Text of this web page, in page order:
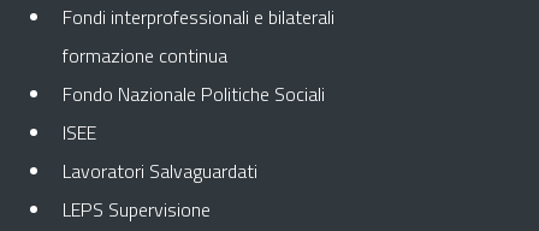
Fondi interprofessionali e bilaterali
formazione continua
Fondo Nazionale Politiche Sociali
ISEE
Lavoratori Salvaguardati
LEPS Supervisione